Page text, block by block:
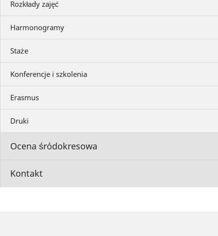
Rozkłady zajęć
Harmonogramy
Staże
Konferencje i szkolenia
Erasmus
Druki
Ocena śródokresowa
Kontakt